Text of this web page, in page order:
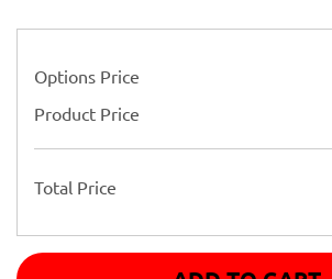
Options Price
Product Price
Total Price